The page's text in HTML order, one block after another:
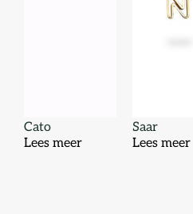
Cato
Lees meer
Saar
Lees meer